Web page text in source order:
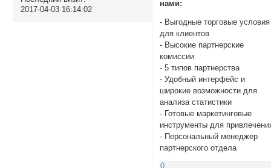
2017-04-03 16:14:02
нами:
- Выгодные торговые условия
для клиентов
- Высокие партнерские
комиссии
- 5 типов партнерства
- Удобный интерфейс и
широкие возможности для
анализа статистики
- Готовые маркетинговые
инструменты для
- Персональный менеджер
партнерского отдела
0